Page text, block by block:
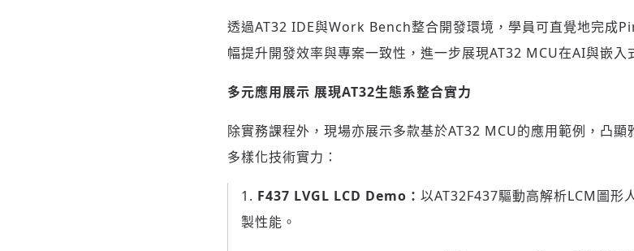
掌握國際政經脈動
透過AT32 IDE與Work Bench整合開發環境，學員可直覺地完成
幅提升開發效率與專案一致性，進一步展現AT32 MCU在AI與嵌入
多元應用展示 展現AT32生態系整合實力
除實務課程外，現場亦展示多款基於AT32 MCU的應用範例，凸
多樣化技術實力：
F437 LVGL LCD Demo ： 以AT32F437驅動高解析LCM圖形
製性能。